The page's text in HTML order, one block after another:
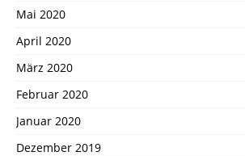
Mai 2020
April 2020
März 2020
Februar 2020
Januar 2020
Dezember 2019